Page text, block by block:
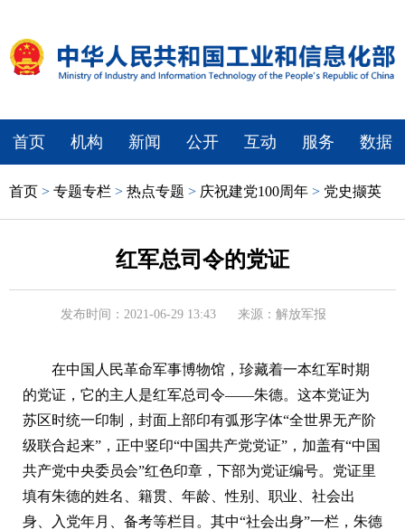
首页 机构 新闻 公开 互动 服务 数据
首页 > 专题专栏 > 热点专题 > 庆祝建党100周年 > 党史撷英
红军总司令的党证
发布时间：2021-06-29 13:43 来源：解放军报
在中国人民革命军事博物馆，珍藏着一本红军时期
的党证，它的主人是红军总司令——朱德。这本党证为
苏区时统一印制，封面上部印有弧形字体“全世界无产阶
级联合起来”，正中竖印“中国共产党党证”，加盖有“中国
共产党中央委员会”红色印章，下部为党证编号。党证里
填有朱德的姓名、籍贯、年龄、性别、职业、社会出
身、入党年月、备考等栏目。其中“社会出身”一栏，朱德